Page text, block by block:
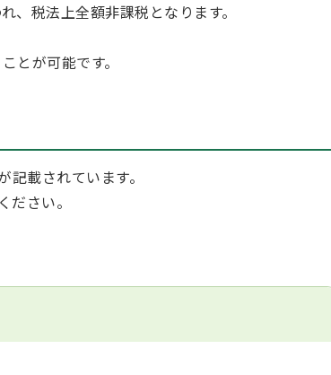
、税法上全額非課税となります。
とが可能です。
載されています。
さい。